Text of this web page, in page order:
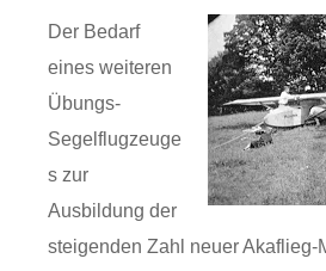
Der Bedarf
eines weiteren
Übungs-
Segelflugzeuge
s zur
Ausbildung der
steigenden Zahl neuer Akaflieg-